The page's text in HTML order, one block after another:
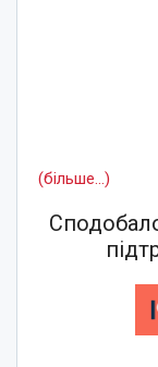
(більше…)